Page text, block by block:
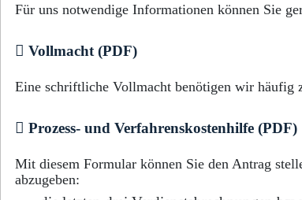
Für uns notwendige Informationen können Sie
Vollmacht (PDF)
Eine schriftliche Vollmacht benötigen wir häufig
Prozess- und Verfahrenskostenhilfe (PDF)
Mit diesem Formular können Sie den Antrag
abzugeben: